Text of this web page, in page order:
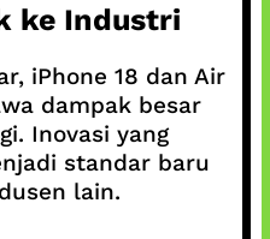
ke Industri
iPhone 18 dan Air
dampak besar
Inovasi yang
standar baru
lain.